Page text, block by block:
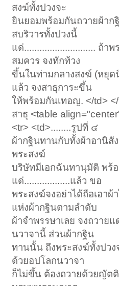
สงฆ์ทั้งปวงจะ
ยินยอมพร้อมกันถวายผ้าก
สบริวารทั้งปวงนี้
แด่............................ ถ้า
สมควร จงทักท้วง
ขึ้นในท่ามกลางสงฆ์ (หยุด
แล้ว จงสาธุการะขึ้น
ให้พร้อมกันเทอญ. </td>
สาธุ <table
<tr> <td>........รูปที่ ๔
ผ้ากฐินทานกับทั้งผ้าอานิสั
พระสงฆ์
บริษัทมีเอกฉันทานุมัติ พร้
แด่..................แล้ว ขอ
พระสงฆ์จงอย่าได้ถือเอาผ้
แห่งผ้ากฐินตามลำดับ
ผ้าจำพรรษาเลย จงถวาย
นวาจานี้ ส่วนผ้ากฐิน
ทานนั้น ถึงพระสงฆ์ทั้งปว
ด้วยอปโลกนวาจา
ก็ไม่ขึ้น ต้องถวายด้วยญัต